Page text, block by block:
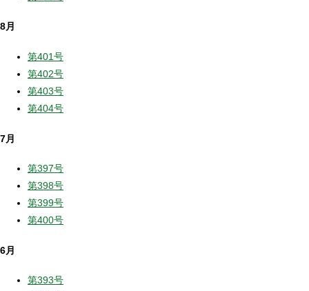
8月
第401号
第402号
第403号
第404号
7月
第397号
第398号
第399号
第400号
6月
第393号